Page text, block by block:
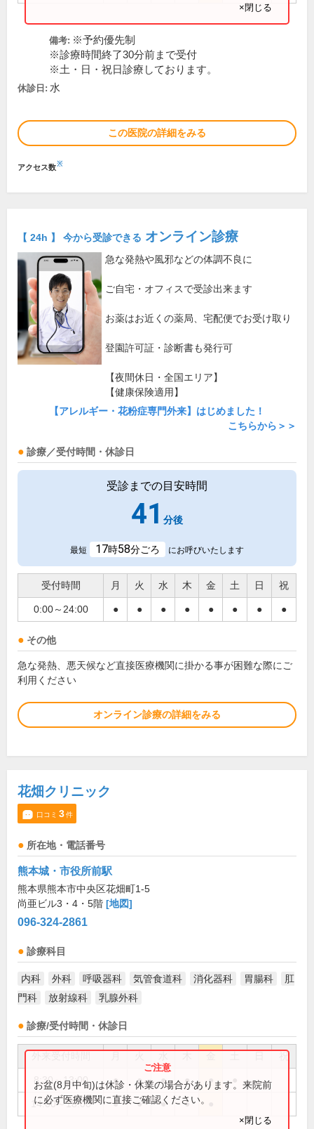
×閉じる
備考: ※予約優先制
※診療時間終了30分前まで受付
※土・日・祝日診療しております。
休診日: 水
この医院の詳細をみる
アクセス数※
【 24h 】 今から受診できる オンライン診療
急な発熱や風邪などの体調不良に
ご自宅・オフィスで受診出来ます
お薬はお近くの薬局、宅配便でお受け取り
登園許可証・診断書も発行可
【夜間休日・全国エリア】
【健康保険適用】
【アレルギー・花粉症専門外来】はじめました！
こちらから＞＞
診療／受付時間・休診日
受診までの目安時間
41 分後
最短 17時58分ごろ にお呼びいたします
受付時間 月 火 水 木 金 土 日 祝
0:00～24:00 ● ● ● ● ● ● ● ●
その他
急な発熱、悪天候など直接医療機関に掛かる事が困難な際にご
利用ください
オンライン診療の詳細をみる
花畑クリニック
口コミ 3件
所在地・電話番号
熊本城・市役所前駅
熊本県熊本市中央区花畑町1-5
尚亜ビル3・4・5階 [地図]
096-324-2861
診療科目
内科 外科 呼吸器科 気管食道科 消化器科 胃腸科
肛
門科
放射線科 乳腺外科
診療/受付時間・休診日
祝
8:30～13:00 ● ● ● ● ●
14:00～18:00 ● ● ● ●
お盆(8月中旬)は休診・休業の場合があります。来院前
に必ず医療機関に直接ご確認ください。
×閉じる